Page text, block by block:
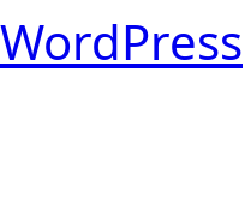
WordPress